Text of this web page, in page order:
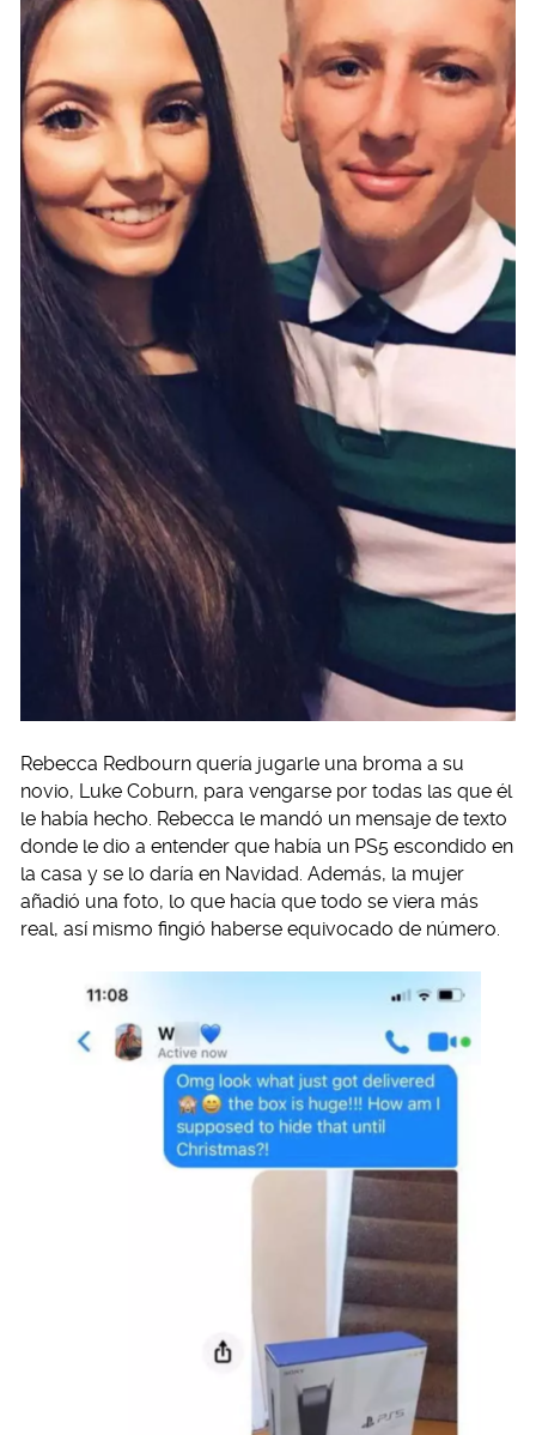
Rebecca Redbourn quería jugarle una broma a su
novio, Luke Coburn, para vengarse por todas las que él
le había hecho. Rebecca le mandó un mensaje de texto
donde le dio a entender que había un PS5 escondido en
la casa y se lo daría en Navidad. Además, la mujer
añadió una foto, lo que hacía que todo se viera más
real, así mismo fingió haberse equivocado de número.